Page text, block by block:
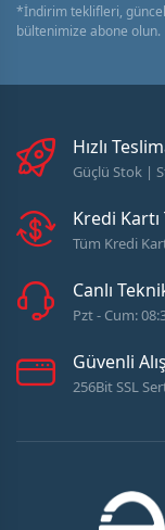
*İndirim teklifleri,
bültenimize abone olun.
Hızlı
Güçlü Stok |
Kredi
Tüm Kredi
Canlı
Pzt - Cum:
Güvenli
256Bit SSL